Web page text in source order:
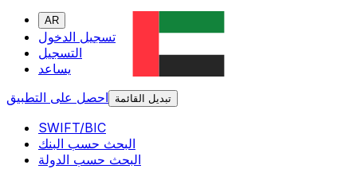
AR
تسجيل الدخول
التسجيل
يساعد
احصل على التطبيق
تبديل القائمة
SWIFT/BIC
البحث حسب البنك
البحث حسب الدولة